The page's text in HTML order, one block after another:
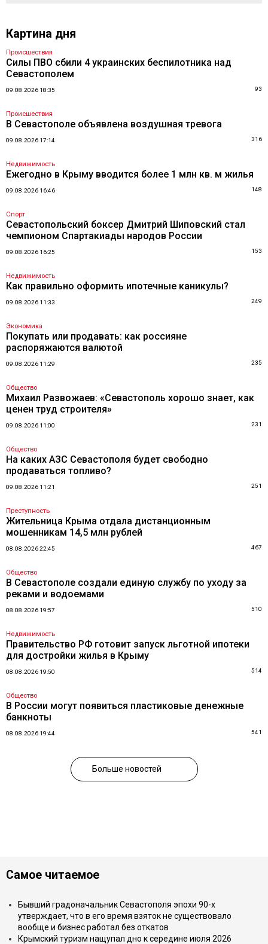
Картина дня
Происшествия
Силы ПВО сбили 4 украинских беспилотника над
Севастополем
09.08.2026 18:35 93
Происшествия
В Севастополе объявлена воздушная тревога
09.08.2026 17:14 316
Недвижимость
Ежегодно в Крыму вводится более 1 млн кв. м жилья
09.08.2026 16:46 148
Спорт
Севастопольский боксер Дмитрий Шиповский стал
чемпионом Спартакиады народов России
09.08.2026 16:25 153
Недвижимость
Как правильно оформить ипотечные каникулы?
09.08.2026 11:33 249
Экономика
Покупать или продавать: как россияне
распоряжаются валютой
09.08.2026 11:29 235
Общество
Михаил Развожаев: «Севастополь хорошо знает, как
ценен труд строителя»
09.08.2026 11:00 231
Общество
На каких АЗС Севастополя будет свободно
продаваться топливо?
09.08.2026 11:21 251
Преступность
Жительница Крыма отдала дистанционным
мошенникам 14,5 млн рублей
08.08.2026 22:45 467
Общество
В Севастополе создали единую службу по уходу за
реками и водоемами
08.08.2026 19:57 510
Недвижимость
Правительство РФ готовит запуск льготной ипотеки
для достройки жилья в Крыму
08.08.2026 19:50 514
Общество
В России могут появиться пластиковые денежные
банкноты
08.08.2026 19:44 541
Больше новостей
Самое читаемое
Бывший градоначальник Севастополя эпохи 90-х
утверждает, что в его время взяток не существовало
вообще и бизнес работал без откатов
Крымский туризм нащупал дно к середине июля 2026